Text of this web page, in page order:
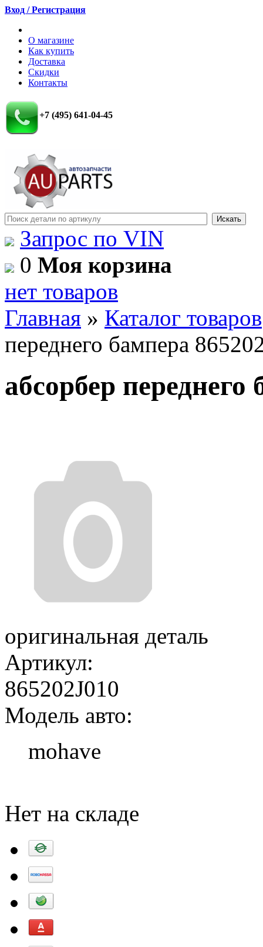
Вход / Регистрация
О магазине
Как купить
Доставка
Скидки
Контакты
+7 (495) 641-04-45
Запрос по VIN
0 Моя корзина
нет товаров
Главная » Каталог товаров
переднего бампера
абсорбер
оригинальная деталь
Артикул:
865202J010
Модель авто:
mohave
Нет на складе